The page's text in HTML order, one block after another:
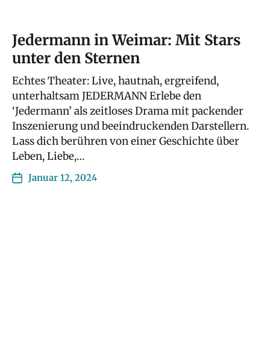
Jedermann in Weimar: Mit Stars
unter den Sternen
Echtes Theater: Live, hautnah, ergreifend,
unterhaltsam JEDERMANN Erlebe den
‘Jedermann’ als zeitloses Drama mit packender
Inszenierung und beeindruckenden Darstellern.
Lass dich berühren von einer Geschichte über
Leben, Liebe,…
Januar 12, 2024